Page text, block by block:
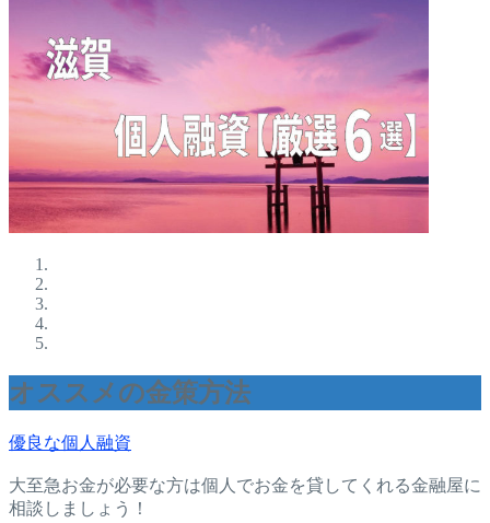
オススメの金策方法
優良な個人融資
大至急お金が必要な方は個人でお金を貸してくれる金融屋に
相談しましょう！